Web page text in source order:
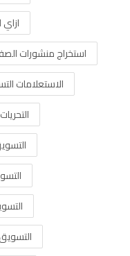
استخراج منشورات
الاستعلامات